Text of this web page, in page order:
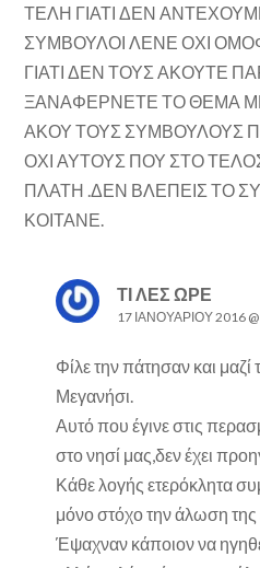
ΤΕΛΗ ΓΙΑΤΙ ΔΕΝ
ΣΥΜΒΟΥΛΟΙ ΛΕΝΕ ΟΧΙ
ΓΙΑΤΙ ΔΕΝ ΤΟΥΣ ΑΚΟΥΤΕ
ΞΑΝΑΦΕΡΝΕΤΕ ΤΟ ΘΕΜΑ
ΑΚΟΥ ΤΟΥΣ ΣΥΜΒΟΥΛΟΥΣ
ΟΧΙ ΑΥΤΟΥΣ ΠΟΥ ΣΤΟ
ΠΛΑΤΗ .ΔΕΝ ΒΛΕΠΕΙΣ ΤΟ
ΚΟΙΤΑΝΕ.
ΤΙ ΛΕΣ ΩΡΕ
17 ΙΑΝΟΥΑΡΊΟΥ 2016 @
Φίλε την πάτησαν και μαζί
Μεγανήσι.
Αυτό που έγινε στις
στο νησί μας,δεν έχει
Κάθε λογής ετερόκλητα
μόνο στόχο την άλωση της
Έψαχναν κάποιον να